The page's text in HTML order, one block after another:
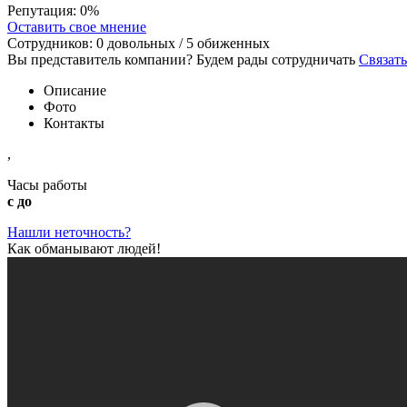
Репутация: 0%
Оставить свое мнение
Сотрудников: 0 довольных / 5 обиженных
Вы представитель компании? Будем рады сотрудничать
Описание
Фото
Контакты
,
Часы работы
с до
Нашли неточность?
Как обманывают людей!